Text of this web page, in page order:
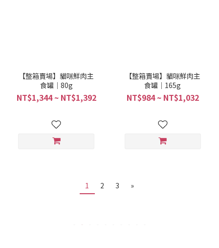
【整箱賣場】貓咪鮮肉主
食罐｜80g
NT$1,344 ~ NT$1,392
【整箱賣場】貓咪鮮肉主
食罐｜165g
NT$984 ~ NT$1,032
1 2 3 »